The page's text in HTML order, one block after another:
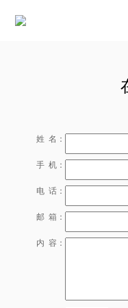
姓 名：
手 机：
电 话：
邮 箱：
内 容：